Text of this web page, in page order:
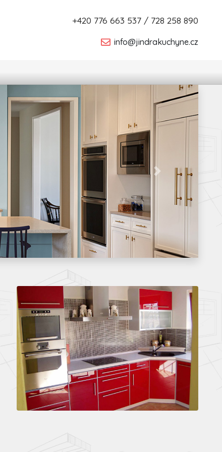
+420 776 663 537 / 728 258 890
info@jindrakuchyne.cz
Next